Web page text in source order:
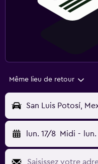
Même lieu de retour
San Luis Potosí,
lun. 17/8 Midi -